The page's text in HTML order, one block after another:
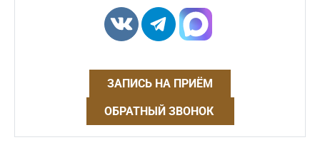
ЗАПИСЬ НА ПРИЁМ
ОБРАТНЫЙ ЗВОНОК